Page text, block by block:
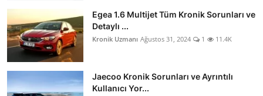
LPG & Yakıt
Elektrik & Akü
Klima & Konfor
Aydınlatma & Görüş
Egea 1.6 Multijet Tüm Kronik Sorunları ve
Detaylı ...
Kronik Uzmanı Ağustos 31, 2024 1 11.4K
Jaecoo Kronik Sorunları ve Ayrıntılı
Kullanıcı Yor...